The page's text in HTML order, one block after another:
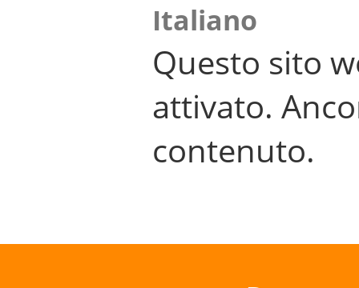
Italiano
Questo sito
attivato.
contenuto.